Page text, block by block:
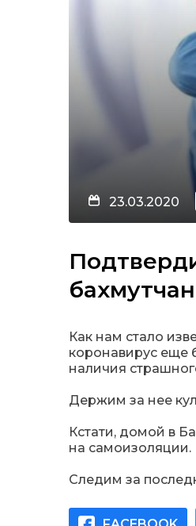
23.03.2020
Как нам стало
коронавирус еще
наличия
Держим за нее
Кстати, домой в
на самоизоляции.
Следим за